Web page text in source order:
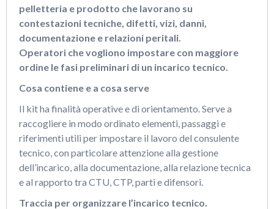
pelletteria e prodotto che lavorano su
contestazioni tecniche, difetti, vizi, danni,
documentazione e relazioni peritali.
Operatori che vogliono impostare con maggiore
ordine le fasi preliminari di un incarico tecnico.
Cosa contiene e a cosa serve
Il kit ha finalità operative e di orientamento. Serve a
raccogliere in modo ordinato elementi, passaggi e
riferimenti utili per impostare il lavoro del consulente
tecnico, con particolare attenzione alla gestione
dell’incarico, alla documentazione, alla relazione tecnica
e al rapporto tra CTU, CTP, parti e difensori.
Traccia per organizzare l’incarico tecnico.